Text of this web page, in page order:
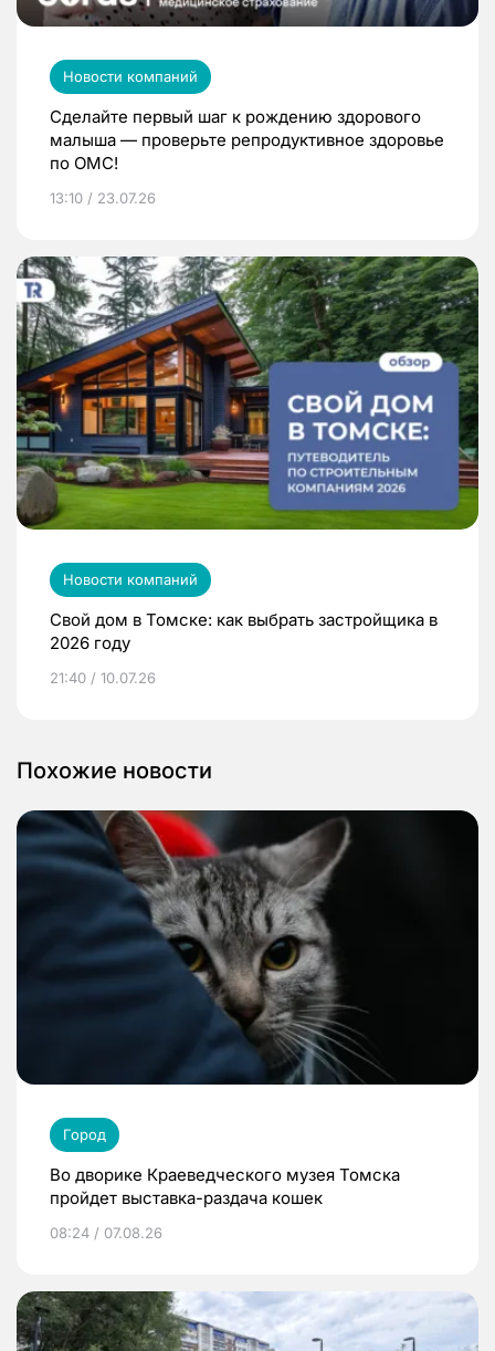
Новости компаний
Сделайте первый шаг к рождению здорового
малыша — проверьте репродуктивное здоровье
по ОМС!
13:10 / 23.07.26
Новости компаний
Свой дом в Томске: как выбрать застройщика в
2026 году
21:40 / 10.07.26
Похожие новости
Город
Во дворике Краеведческого музея Томска
пройдет выставка-раздача кошек
08:24 / 07.08.26